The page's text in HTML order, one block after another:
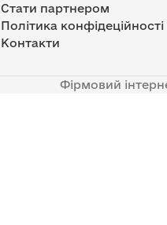
Стати партнером
Політика конфідеційності
Контакти
Фірмовий